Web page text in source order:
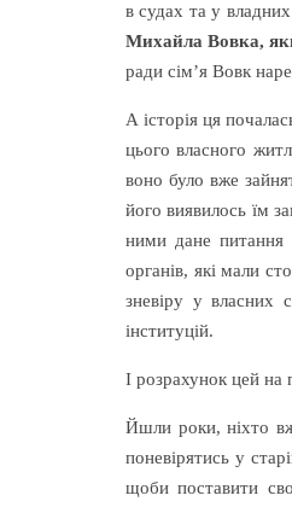
в судах та у
Михайла Вовка,
ради сім’я Вовк
А історія ця
цього власного
воно було вже
його виявилось їм
ними дане питання
органів, які мали
зневіру у власних
інституцій.
І розрахунок цей на
Йшли роки, ніхто
поневірятись у
щоби поставити